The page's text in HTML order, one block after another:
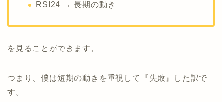
RSI24 → 長期の動き
を見ることができます。
つまり、僕は短期の動きを重視して『失敗』した訳で
す。